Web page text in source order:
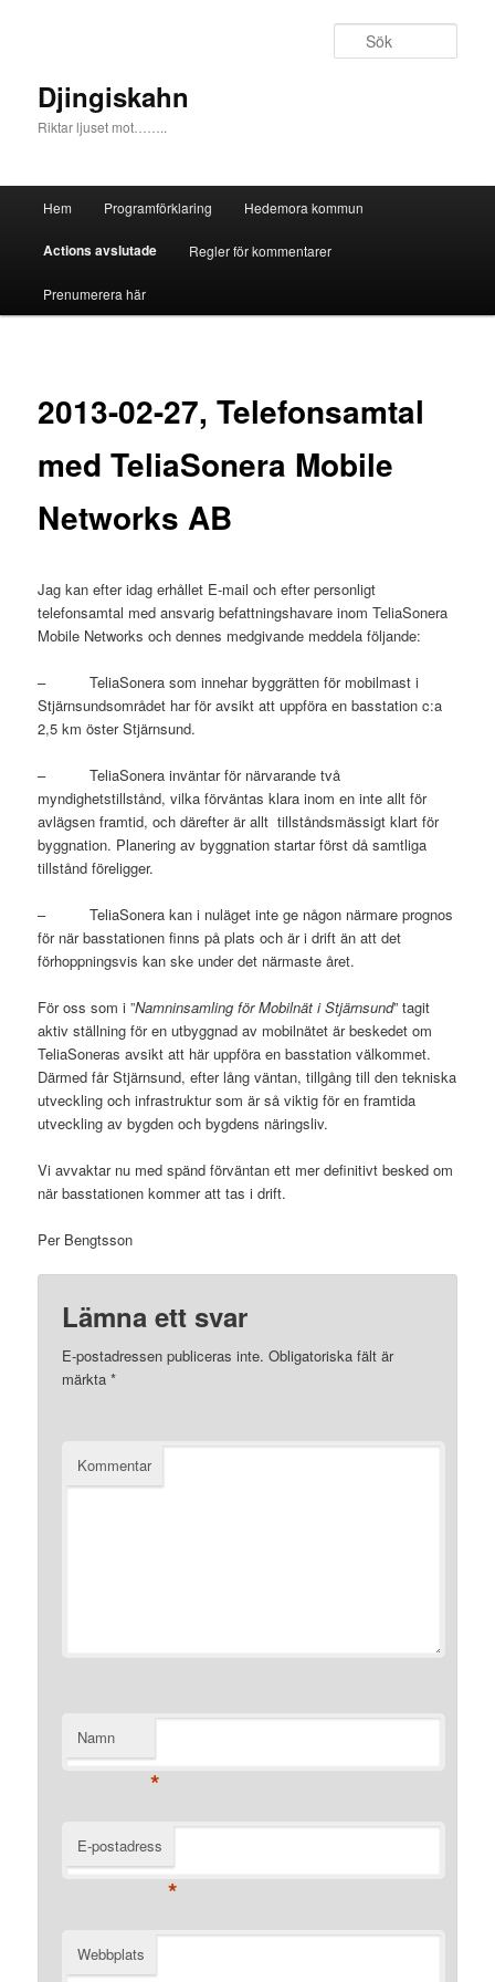
Djingiskahn
Riktar ljuset mot……..
Hoppa till huvudinnehåll
Hoppa till sekundärt innehåll
Hem Programförklaring Hedemora kommun
Actions avslutade Regler för kommentarer
Prenumerera här
2013-02-27, Telefonsamtal
med TeliaSonera Mobile
Networks AB
Jag kan efter idag erhållet E-mail och efter personligt
telefonsamtal med ansvarig befattningshavare inom TeliaSonera
Mobile Networks och dennes medgivande meddela följande:
– TeliaSonera som innehar byggrätten för mobilmast i
Stjärnsundsområdet har för avsikt att uppföra en basstation c:a
2,5 km öster Stjärnsund.
– TeliaSonera inväntar för närvarande två
myndighetstillstånd, vilka förväntas klara inom en inte allt för
avlägsen framtid, och därefter är allt tillståndsmässigt klart för
byggnation. Planering av byggnation startar först då samtliga
tillstånd föreligger.
– TeliaSonera kan i nuläget inte ge någon närmare prognos
för när basstationen finns på plats och är i drift än att det
förhoppningsvis kan ske under det närmaste året.
För oss som i ”Namninsamling för Mobilnät i Stjärnsund” tagit
aktiv ställning för en utbyggnad av mobilnätet är beskedet om
TeliaSoneras avsikt att här uppföra en basstation välkommet.
Därmed får Stjärnsund, efter lång väntan, tillgång till den tekniska
utveckling och infrastruktur som är så viktig för en framtida
utveckling av bygden och bygdens näringsliv.
Vi avvaktar nu med spänd förväntan ett mer definitivt besked om
när basstationen kommer att tas i drift.
Per Bengtsson
Lämna ett svar
E-postadressen publiceras inte. Obligatoriska fält är
märkta*
Kommentar
Namn
*
E-postadress
*
Webbplats